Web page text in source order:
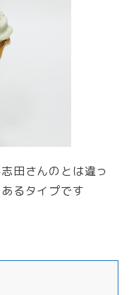
田さんのとは違っ
るタイプです